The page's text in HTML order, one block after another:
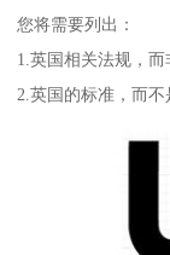
您将需要列出：
1.英国相关法规，
2.英国的标准，而